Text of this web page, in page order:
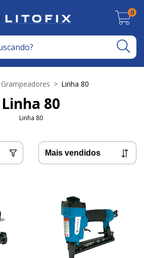
0
Grampeadores > Linha 80
Linha 80
Linha 80